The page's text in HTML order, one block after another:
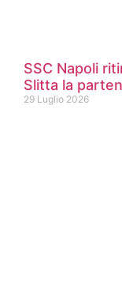
SSC Napoli
Slitta la
29 Luglio 2026